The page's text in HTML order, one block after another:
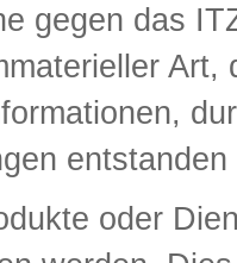
gegen das
oder